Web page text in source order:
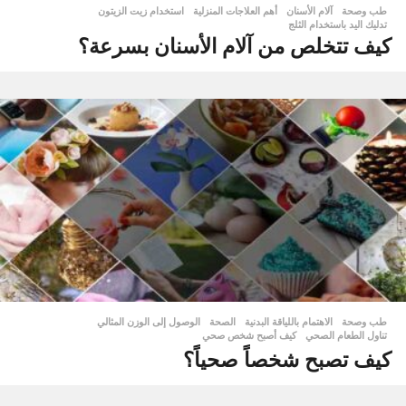
طب وصحة آلام الأسنان ,
أهم العلاجات المنزلية ,
استخدام زيت الزيتون
تدليك اليد باستخدام الثلج
كيف تتخلص من آلام الأسنان بسرعة؟
طب وصحة الاهتمام باللياقة البدنية ,
الصحة ,
الوصول إلى الوزن المثالي
تناول الطعام الصحي
,
كيف أصبح شخص صحي
كيف تصبح شخصاً صحياً؟